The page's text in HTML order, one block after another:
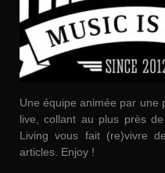
Une équipe animée par une
live, collant au plus près de
Living vous fait (re)vivre
articles. Enjoy !